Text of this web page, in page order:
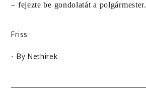
– fejezte be gondolatát a polgármester.
Friss
- By Nethirek